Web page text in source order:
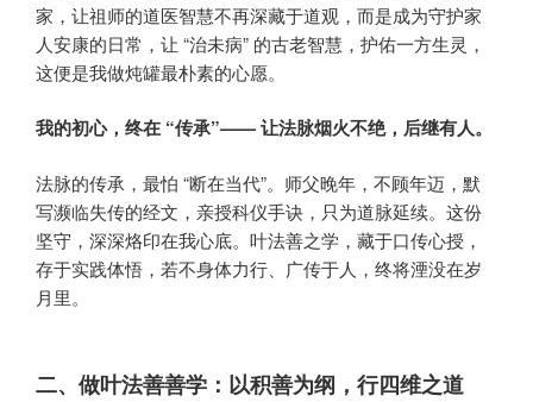
家，让祖师的道医智慧不再深藏于道观，而是成为守护家
人安康的日常，让 “治未病” 的古老智慧，护佑一方生灵，
这便是我做炖罐最朴素的心愿。
我的初心，终在 “传承”—— 让法脉烟火不绝，后继有人。
法脉的传承，最怕 “断在当代”。师父晚年，不顾年迈，默
写濒临失传的经文，亲授科仪手诀，只为道脉延续。这份
坚守，深深烙印在我心底。叶法善之学，藏于口传心授，
存于实践体悟，若不身体力行、广传于人，终将湮没在岁
月里。
二、做叶法善善学：以积善为纲，行四维之道